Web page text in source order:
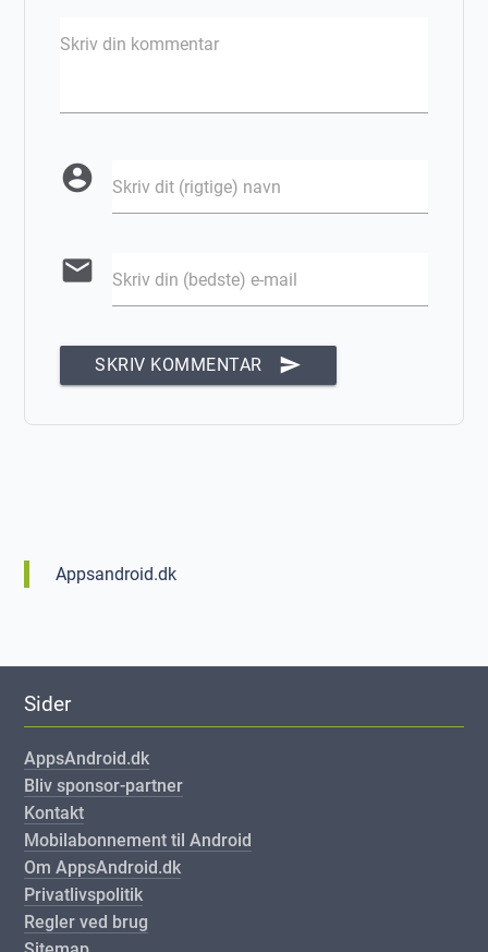
Skriv din kommentar
account_circle Skriv dit (rigtige) navn
email Skriv din (bedste) e-mail
SKRIV KOMMENTAR send
Appsandroid.dk
Sider
AppsAndroid.dk
Bliv sponsor-partner
Kontakt
Mobilabonnement til Android
Om AppsAndroid.dk
Privatlivspolitik
Regler ved brug